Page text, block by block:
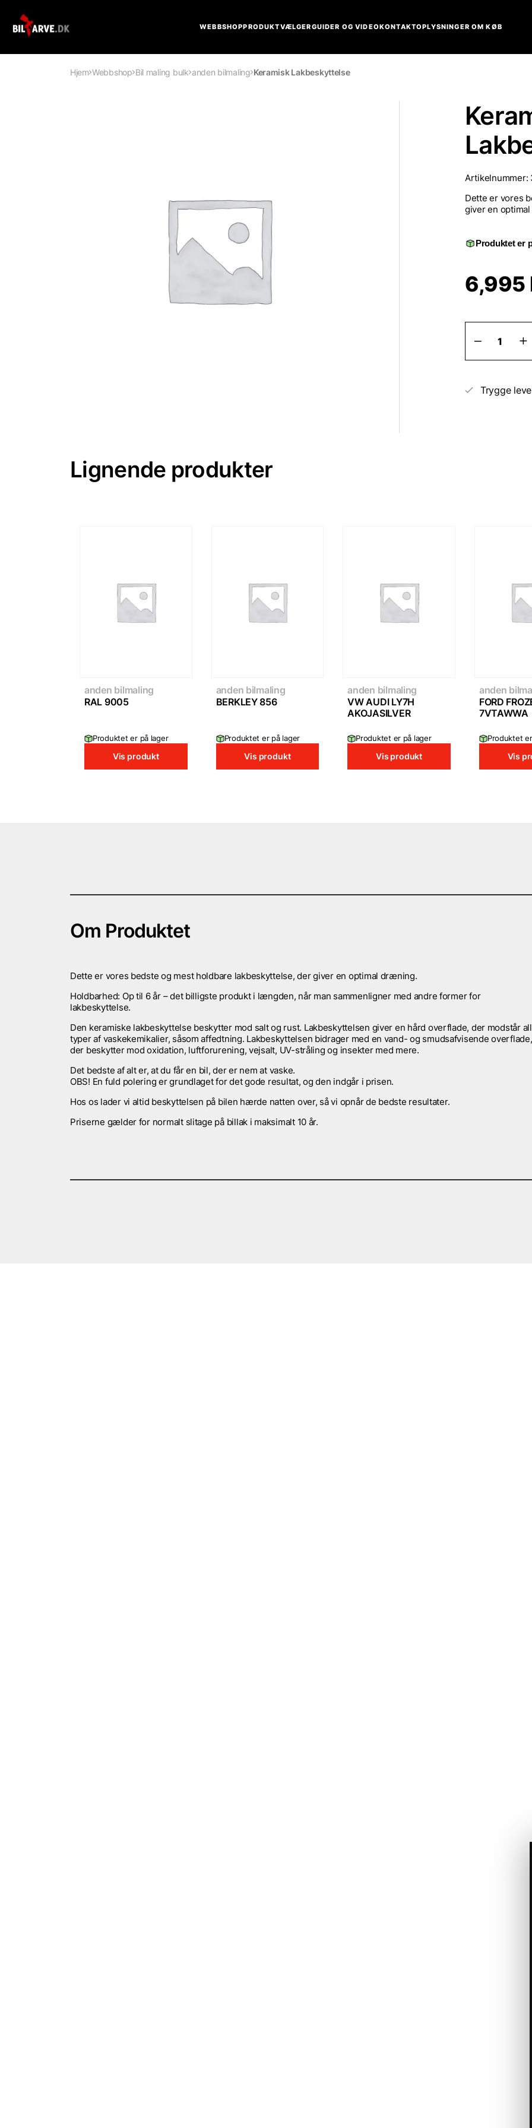
WEBBSHOPPRODUKTVÆLGERGUIDER OG VIDEOKONTAKTOPLYSNINGER OM KØB
Hjem Webbshop Bil maling bulk anden bilmaling Keramisk Lakbeskyttelse
Artikelnummer:
Dette er vores
giver en
Produktet er
6,995
Keramisk
antal
Trygge
Lignende produkter
anden bilmaling
RAL 9005
Produktet er på lager
Vis produkt
anden bilmaling
BERKLEY 856
Produktet er på lager
Vis produkt
anden bilmaling
VW AUDI LY7H
AKOJASILVER
Produktet er på lager
Vis produkt
anden
FORD
7VTAWWA
Produktet
Vis
Om Produktet
Dette er vores bedste og mest holdbare lakbeskyttelse, der giver en optimal dræning.
Holdbarhed: Op til 6 år – det billigste produkt i længden, når man sammenligner med andre former for
lakbeskyttelse.
Den keramiske lakbeskyttelse beskytter mod salt og rust. Lakbeskyttelsen giver en hård overflade, der modstår
typer af vaskekemikalier, såsom affedtning. Lakbeskyttelsen bidrager med en vand- og smudsafvisende overflade,
der beskytter mod oxidation, luftforurening, vejsalt, UV-stråling og insekter med mere.
Det bedste af alt er, at du får en bil, der er nem at vaske.
OBS! En fuld polering er grundlaget for det gode resultat, og den indgår i prisen.
Hos os lader vi altid beskyttelsen på bilen hærde natten over, så vi opnår de bedste resultater.
Priserne gælder for normalt slitage på billak i maksimalt 10 år.